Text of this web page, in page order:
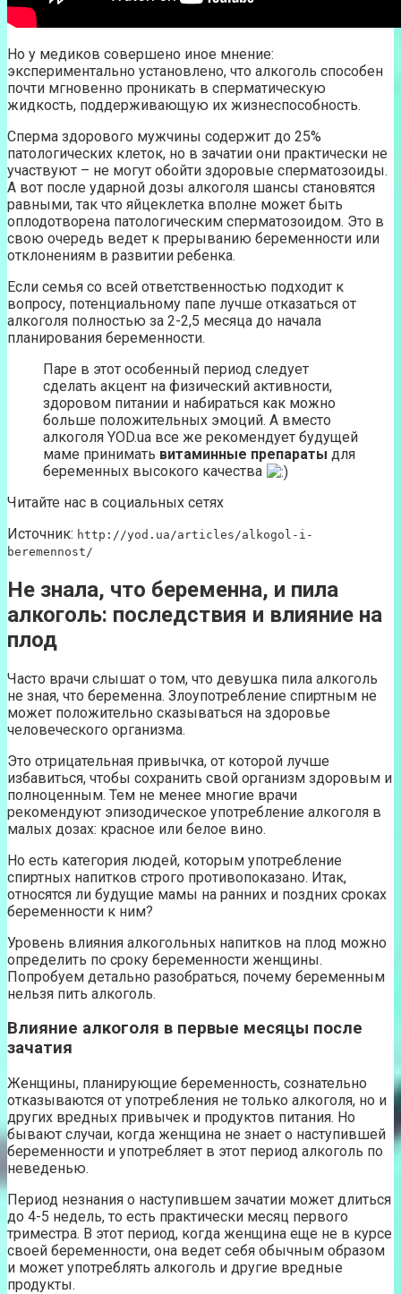
Но у медиков совершено иное мнение:
экспериментально установлено, что алкоголь способен
почти мгновенно проникать в сперматическую
жидкость, поддерживающую их жизнеспособность.
Сперма здорового мужчины содержит до 25%
патологических клеток, но в зачатии они практически не
участвуют – не могут обойти здоровые сперматозоиды.
А вот после ударной дозы алкоголя шансы становятся
равными, так что яйцеклетка вполне может быть
оплодотворена патологическим сперматозоидом. Это в
свою очередь ведет к прерыванию беременности или
отклонениям в развитии ребенка.
Если семья со всей ответственностью подходит к
вопросу, потенциальному папе лучше отказаться от
алкоголя полностью за 2-2,5 месяца до начала
планирования беременности.
Паре в этот особенный период следует
сделать акцент на физический активности,
здоровом питании и набираться как можно
больше положительных эмоций. А вместо
алкоголя YOD.ua все же рекомендует будущей
маме принимать витаминные препараты для
беременных высокого качества
Читайте нас в социальных сетях
Источник: http://yod.ua/articles/alkogol-i-
beremennost/
Не знала, что беременна, и пила
алкоголь: последствия и влияние на
плод
Часто врачи слышат о том, что девушка пила алкоголь
не зная, что беременна. Злоупотребление спиртным не
может положительно сказываться на здоровье
человеческого организма.
Это отрицательная привычка, от которой лучше
избавиться, чтобы сохранить свой организм здоровым и
полноценным. Тем не менее многие врачи
рекомендуют эпизодическое употребление алкоголя в
малых дозах: красное или белое вино.
Но есть категория людей, которым употребление
спиртных напитков строго противопоказано. Итак,
относятся ли будущие мамы на ранних и поздних сроках
беременности к ним?
Уровень влияния алкогольных напитков на плод можно
определить по сроку беременности женщины.
Попробуем детально разобраться, почему беременным
нельзя пить алкоголь.
Влияние алкоголя в первые месяцы после
зачатия
Женщины, планирующие беременность, сознательно
отказываются от употребления не только алкоголя, но и
других вредных привычек и продуктов питания. Но
бывают случаи, когда женщина не знает о наступившей
беременности и употребляет в этот период алкоголь по
неведенью.
Период незнания о наступившем зачатии может длиться
до 4-5 недель, то есть практически месяц первого
триместра. В этот период, когда женщина еще не в курсе
своей беременности, она ведет себя обычным образом
и может употреблять алкоголь и другие вредные
продукты.